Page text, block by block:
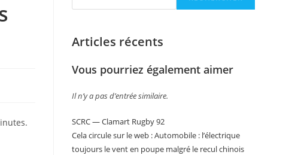
Articles récents
Vous pourriez également aimer
Il n’y a pas d’entrée similaire.
SCRC — Clamart Rugby 92
Cela circule sur le web : Automobile : l’électrique
toujours le vent en poupe malgré le recul chinois